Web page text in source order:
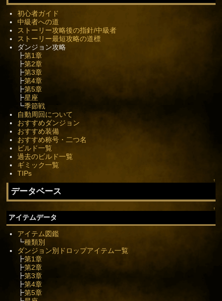
初心者ガイド
中級者への道
ストーリー攻略後の指針/中級者
ストーリー最短攻略の道標
ダンジョン攻略
┣第1章
┣第2章
┣第3章
┣第4章
┣第5章
┣星座
┗季節戦
自動周回について
おすすめダンジョン
おすすめ装備
おすすめ称号・二つ名
ビルド一覧
過去のビルド一覧
ギミック一覧
TIPs
↑
データベース
↑
アイテムデータ
アイテム図鑑
┗種類別
ダンジョン別ドロップアイテム一覧
┣第1章
┣第2章
┣第3章
┣第4章
┣第5章